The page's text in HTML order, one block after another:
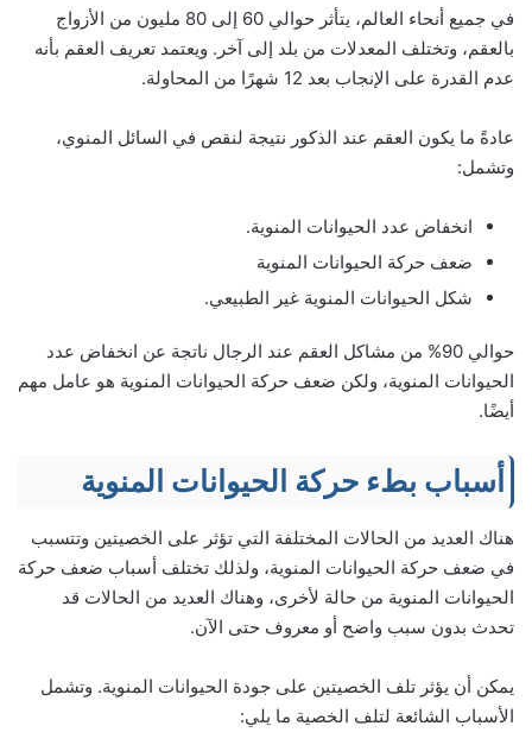
في جميع أنحاء العالم، يتأثر حوالي 60 إلى 80 مليون من الأزواج
بالعقم، وتختلف المعدلات من بلد إلى آخر. ويعتمد تعريف العقم بأنه
عدم القدرة على الإنجاب بعد 12 شهرًا من المحاولة.
عادةً ما يكون العقم عند الذكور نتيجة لنقص في السائل المنوي،
وتشمل:
انخفاض عدد الحيوانات المنوية.
ضعف حركة الحيوانات المنوية
شكل الحيوانات المنوية غير الطبيعي.
حوالي 90% من مشاكل العقم عند الرجال ناتجة عن انخفاض عدد
الحيوانات المنوية، ولكن ضعف حركة الحيوانات المنوية هو عامل مهم
أيضًا.
أسباب بطء حركة الحيوانات المنوية
هناك العديد من الحالات المختلفة التي تؤثر على الخصيتين وتتسبب
في ضعف حركة الحيوانات المنوية، ولذلك تختلف أسباب ضعف حركة
الحيوانات المنوية من حالة لأخرى، وهناك العديد من الحالات قد
تحدث بدون سبب واضح أو معروف حتى الآن.
يمكن أن يؤثر تلف الخصيتين على جودة الحيوانات المنوية. وتشمل
الأسباب الشائعة لتلف الخصية ما يلي: